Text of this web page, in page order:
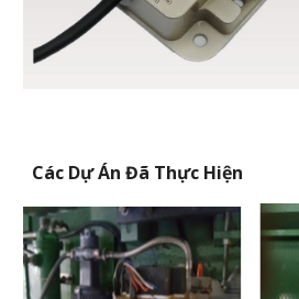
Các Dự Án Đã Thực Hiện